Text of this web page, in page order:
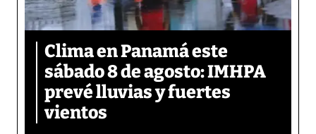
Clima en Panamá este
sábado 8 de agosto: IMHPA
prevé lluvias y fuertes
vientos